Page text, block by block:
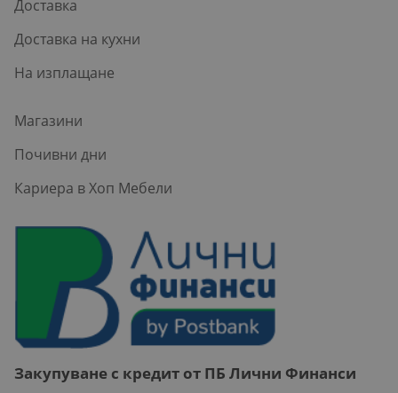
Доставка
Доставка на кухни
На изплащане
Магазини
Почивни дни
Кариера в Хоп Мебели
Закупуване с кредит от ПБ Лични Финанси